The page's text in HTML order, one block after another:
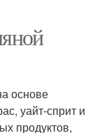
основе
уайт-сприт и
продуктов,